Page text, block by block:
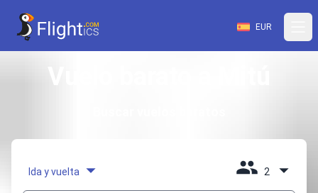
EUR
Vuelo barato a Mitú
Ida y vuelta 2